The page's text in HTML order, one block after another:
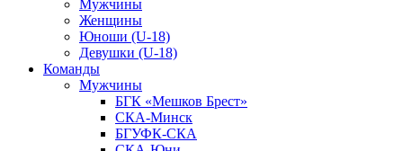
Мужчины
Женщины
Юноши (U-18)
Девушки (U-18)
Команды
Мужчины
БГК «Мешков Брест»
СКА-Минск
БГУФК-СКА